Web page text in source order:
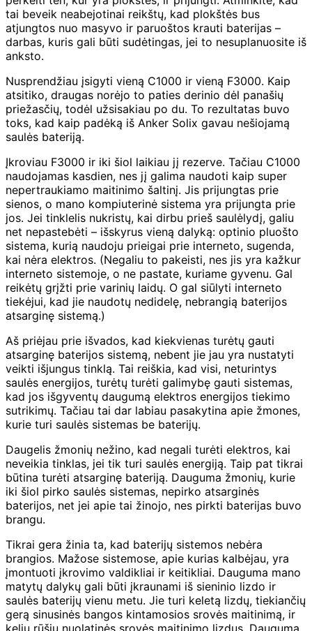
tai beveik neabejotinai reikštų, kad plokštės bus
atjungtos nuo masyvo ir paruoštos krauti baterijas –
darbas, kuris gali būti sudėtingas, jei to nesuplanuosite iš
anksto.
Nusprendžiau įsigyti vieną C1000 ir vieną F3000. Kaip
atsitiko, draugas norėjo to paties derinio dėl panašių
priežasčių, todėl užsisakiau po du. To rezultatas buvo
toks, kad kaip padėką iš Anker Solix gavau nešiojamą
saulės bateriją.
Įkroviau F3000 ir iki šiol laikiau jį rezerve. Tačiau C1000
naudojamas kasdien, nes jį galima naudoti kaip super
nepertraukiamo maitinimo šaltinį. Jis prijungtas prie
sienos, o mano kompiuterinė sistema yra prijungta prie
jos. Jei tinklelis nukristų, kai dirbu prieš saulėlydį, galiu
net nepastebėti – išskyrus vieną dalyką: optinio pluošto
sistema, kurią naudoju prieigai prie interneto, sugenda,
kai nėra elektros. (Negaliu to pakeisti, nes jis yra kažkur
interneto sistemoje, o ne pastate, kuriame gyvenu. Gal
reikėtų grįžti prie varinių laidų. O gal siūlyti interneto
tiekėjui, kad jie naudotų nedidelę, nebrangią baterijos
atsarginę sistemą.)
Aš priėjau prie išvados, kad kiekvienas turėtų gauti
atsarginę baterijos sistemą, nebent jie jau yra nustatyti
veikti išjungus tinklą. Tai reiškia, kad visi, neturintys
saulės energijos, turėtų turėti galimybę gauti sistemas,
kad jos išgyventų daugumą elektros energijos tiekimo
sutrikimų. Tačiau tai dar labiau pasakytina apie žmones,
kurie turi saulės sistemas be baterijų.
Daugelis žmonių nežino, kad negali turėti elektros, kai
neveikia tinklas, jei tik turi saulės energiją. Taip pat tikrai
būtina turėti atsarginę bateriją. Dauguma žmonių, kurie
iki šiol pirko saulės sistemas, nepirko atsarginės
baterijos, net jei apie tai žinojo, nes pirkti baterijas buvo
brangu.
Tikrai gera žinia ta, kad baterijų sistemos nebėra
brangios. Mažose sistemose, apie kurias kalbėjau, yra
įmontuoti įkrovimo valdikliai ir keitikliai. Dauguma mano
matytų dalykų gali būti įkraunami iš sieninio lizdo ir
saulės baterijų vienu metu. Jie turi keletą lizdų, tiekiančių
gerą sinusinės bangos kintamosios srovės maitinimą, ir
kelių rūšių nuolatinės srovės maitinimo lizdus. Dauguma